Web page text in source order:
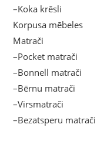
–Koka krēsli
Korpusa mēbeles
Matrači
–Pocket matrači
–Bonnell matrači
–Bērnu matrači
–Virsmatrači
–Bezatsperu matrači